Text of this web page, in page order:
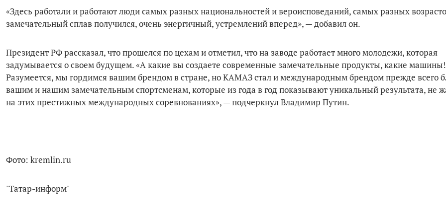
«Здесь работали и работают люди самых разных национальностей и вероисповеданий, самых разных
замечательный сплав получился, очень энергичный, устремлений вперед», — добавил он.
Президент РФ рассказал, что прошелся по цехам и отметил, что на заводе работает много молодежи, которая
задумывается о своем будущем. «А какие вы создаете современные замечательные продукты, какие машины!
Разумеется, мы гордимся вашим брендом в стране, но КАМАЗ стал и международным брендом прежде всего
вашим и нашим замечательным спортсменам, которые из года в год показывают уникальный результата, не
на этих престижных международных соревнованиях», — подчеркнул Владимир Путин.
Фото: kremlin.ru
"Татар-информ"